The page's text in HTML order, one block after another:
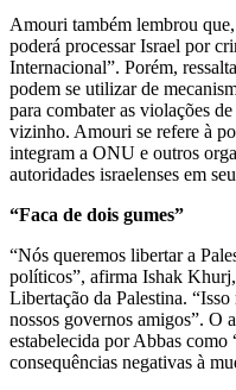
Amouri também lembrou
poderá processar Israel por
Internacional”. Porém,
podem se utilizar de
para combater as violações
vizinho. Amouri se refere à
integram a ONU e outros
autoridades israelenses em
“Faca de dois gumes”
“Nós queremos libertar a
políticos”, afirma Ishak
Libertação da Palestina.
nossos governos amigos”. O
estabelecida por Abbas como
consequências negativas à